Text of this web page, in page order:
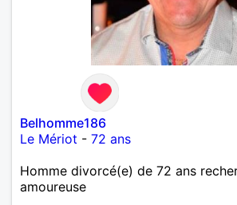
Belhomme186
Le Mériot - 72 ans
Homme divorcé(e) de 72 ans
amoureuse